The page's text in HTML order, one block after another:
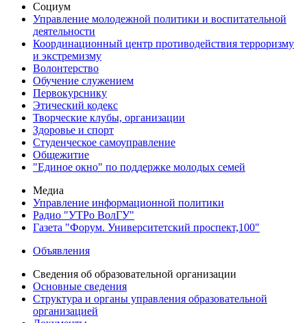
Социум
Управление молодежной политики и воспитательной
деятельности
Координационный центр противодействия терроризму
и экстремизму
Волонтерство
Обучение служением
Первокурснику
Этический кодекс
Творческие клубы, организации
Здоровье и спорт
Студенческое самоуправление
Общежитие
"Единое окно" по поддержке молодых семей
Медиа
Управление информационной политики
Радио "УТРо ВолГУ"
Газета "Форум. Университетский проспект,100"
Объявления
Сведения об образовательной организации
Основные сведения
Структура и органы управления образовательной
организацией